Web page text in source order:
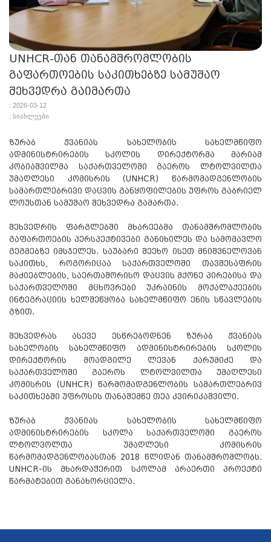
UNHCR-თან თანამშრომლობის
გაფართოების საკითხებზე სამუშაო
შეხვედრა გაიმართა
: 2026-03-12
: სიახლეები
ზურაბ ჟვანიას სახელობის სახელმწიფო
ადმინისტრირების სკოლის დირექტორმა მარიამ
კობიაშვილმა საქართველოში გაეროს ლტოლვილთა
უმაღლესი კომისრის (UNHCR) წარმომადგენლობის
სამართლებრივი დაცვის განყოფილების უფროს გაბრიელ
ლოუსთან სამუშაო შეხვედრა გამართა.
შეხვედრის ფარგლებში მხარეებმა თანამშრომლობის
გაფართოების პერსპექტივები განიხილეს და სამომავლო
გეგმებზე იმსჯელეს. საუბარი შეეხო ისეთ მნიშვნელოვან
საკითხს, როგორიცაა საქართველოში თავშესაფრის
მაძიებლების, საერთაშორისო დაცვის მქონე პირებისა და
საქართველოში მცხოვრები უკრაინის მოქალაქეების
ინტეგრაციის ხელშეწყობა სახელმწიფო ენის სწავლების
გზით.
შეხვედრას ასევე ესწრებოდნენ ზურაბ ჟვანიას
სახელობის სახელმწიფო ადმინისტრირების სკოლის
დირექტორის მოადგილე ლევან ქარუმიძე და
საქართველოში გაეროს ლტოლვილთა უმაღლესი
კომისრის (UNHCR) წარმომადგენლობის სამართლებრივ
საკითხებში უფროსის თანაშემწე თეა კვირიკაშვილი.
ზურაბ ჟვანიას სახელობის სახელმწიფო
ადმინისტრირების სკოლა საქართველოში გაეროს
ლტოლვოლთა უმაღლესი კომისრის
წარმომადგენლობასთან 2018 წლიდან თანამშრომლობს.
UNHCR-ის მხარდაჭერით სკოლამ არაერთი პროექტი
წარმატებით განახორციელა.